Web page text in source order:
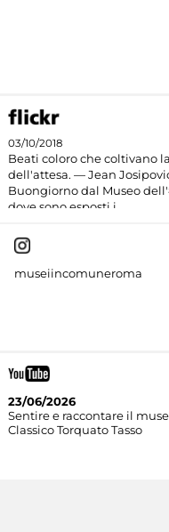
03/10/2018
Beati coloro che coltivano
dell'attesa. — Jean
Buongiorno dal Museo
dove sono esposti i
museiincomuneroma
23/06/2026
Sentire e raccontare il
Classico Torquato Tasso